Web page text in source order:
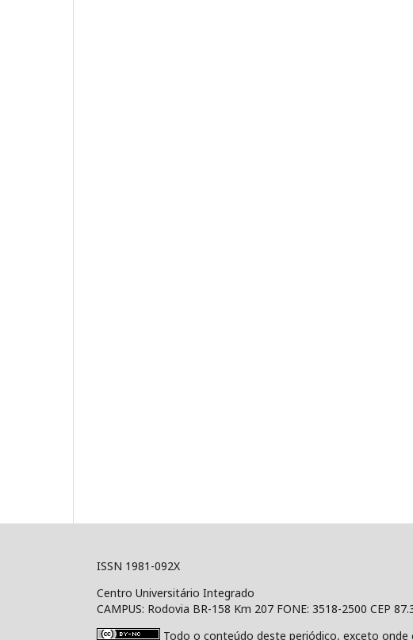
ISSN 1981-092X
Centro Universitário Integrado
CAMPUS: Rodovia BR-158 Km 207 FONE: 3518-2500 CEP
Todo o conteúdo deste periódico, exceto